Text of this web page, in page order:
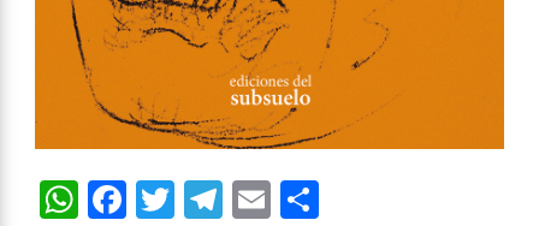
WhatsApp
Facebook
Twitter
Telegram
Email